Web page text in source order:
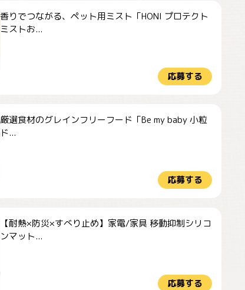
香りでつながる、ペット用ミスト「HONI プロテクト
ミストお...
応募する
厳選食材のグレインフリーフード「Be my baby 小粒
ド...
応募する
【耐熱×防災×すべり止め】家電/家具 移動抑制シリコ
ンマット...
応募する